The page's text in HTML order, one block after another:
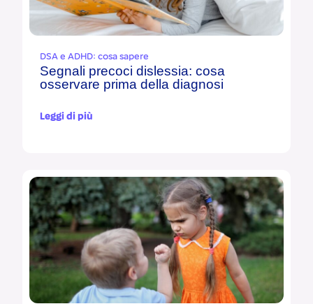
DSA e ADHD: cosa sapere
Segnali precoci dislessia: cosa
osservare prima della diagnosi
Leggi di più